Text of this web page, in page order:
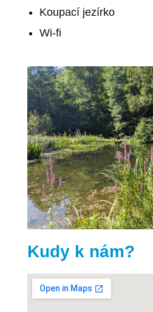
Koupací jezírko
Wi-fi
Kudy k nám?